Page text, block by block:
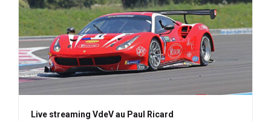
Live streaming VdeV au Paul Ricard